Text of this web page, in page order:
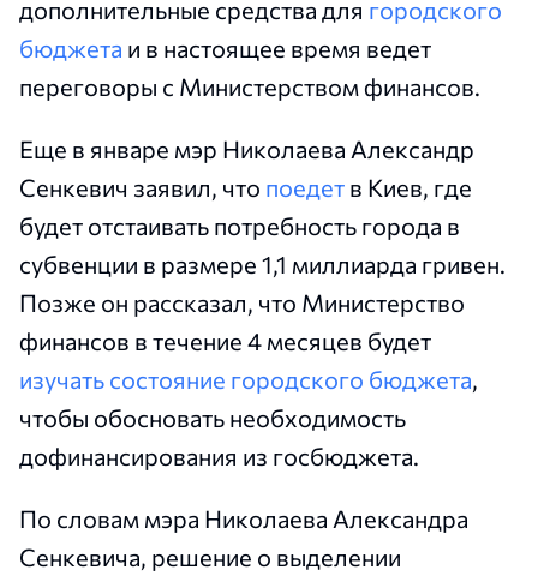
дополнительные средства для городского
бюджета и в настоящее время ведет
переговоры с Министерством финансов.
Еще в январе мэр Николаева Александр
Сенкевич заявил, что поедет в Киев, где
будет отстаивать потребность города в
субвенции в размере 1,1 миллиарда гривен.
Позже он рассказал, что Министерство
финансов в течение 4 месяцев будет
изучать состояние городского бюджета,
чтобы обосновать необходимость
дофинансирования из госбюджета.
По словам мэра Николаева Александра
Сенкевича, решение о выделении